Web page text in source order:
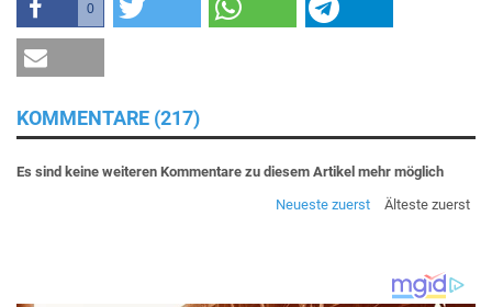
0
KOMMENTARE (217)
Es sind keine weiteren Kommentare zu diesem Artikel mehr möglich
Neueste zuerst
Älteste zuerst